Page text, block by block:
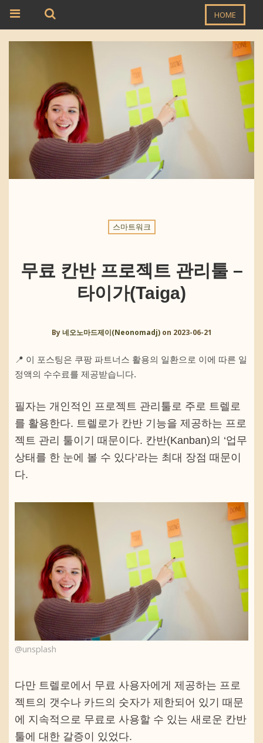
HOME
스마트워크
무료 칸반 프로젝트 관리툴 –
타이가(Taiga)
By네오노마드제이(Neonomadj) on 2023-06-21
📍 이 포스팅은 쿠팡 파트너스 활용의 일환으로 이에 따른 일
정액의 수수료를 제공받습니다.
필자는 개인적인 프로젝트 관리툴로 주로 트렐로
를 활용한다. 트렐로가 칸반 기능을 제공하는 프로
젝트 관리 툴이기 때문이다. 칸반(Kanban)의 ‘업무
상태를 한 눈에 볼 수 있다’라는 최대 장점 때문이
다.
@unsplash
다만 트렐로에서 무료 사용자에게 제공하는 프로
젝트의 갯수나 카드의 숫자가 제한되어 있기 때문
에 지속적으로 무료로 사용할 수 있는 새로운 칸반
툴에 대한 갈증이 있었다.